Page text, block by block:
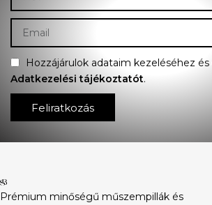
Hozzájárulok adataim kezeléséhez
Adatkezelési tájékoztatót.
Feliratkozás
Prémium minőségű műszempillák és